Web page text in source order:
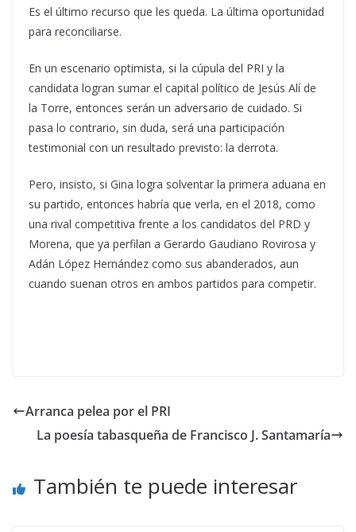
Es el último recurso que les queda. La última oportunidad
para reconciliarse.
En un escenario optimista, si la cúpula del PRI y la
candidata logran sumar el capital político de Jesús Alí de
la Torre, entonces serán un adversario de cuidado. Si
pasa lo contrario, sin duda, será una participación
testimonial con un resultado previsto: la derrota.
Pero, insisto, si Gina logra solventar la primera aduana en
su partido, entonces habría que verla, en el 2018, como
una rival competitiva frente a los candidatos del PRD y
Morena, que ya perfilan a Gerardo Gaudiano Rovirosa y
Adán López Hernández como sus abanderados, aun
cuando suenan otros en ambos partidos para competir.
Arranca pelea por el PRI
La poesía tabasqueña de Francisco J. Santamaría
También te puede interesar